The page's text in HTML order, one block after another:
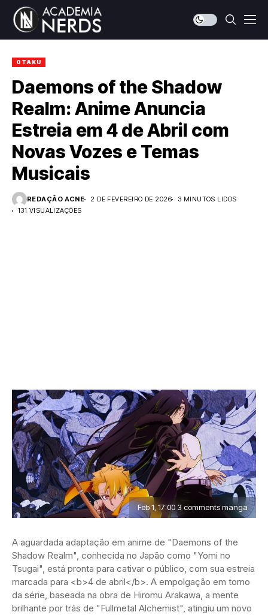
OTAKU
Daemons of the Shadow
Realm: Anime Anuncia
Estreia em 4 de Abril com
Novas Vozes e Temas
Musicais
REDAÇÃO ACNE 2 DE FEVEREIRO DE 2026
3 MINUTOS LIDOS
131 VISUALIZAÇÕES
Feb 1, 17:00 3 comments manga
A aguardada adaptação em anime de "Daemons of the
Shadow Realm", conhecida no Japão como "Yomi no
Tsugai", está pronta para cativar o público, com sua estreia
marcada para <b>4 de abril</b>. A empolgação em torno
da série, baseada na obra de Hiromu Arakawa, a mente
brilhante por trás de "Fullmetal Alchemist", atingiu um novo